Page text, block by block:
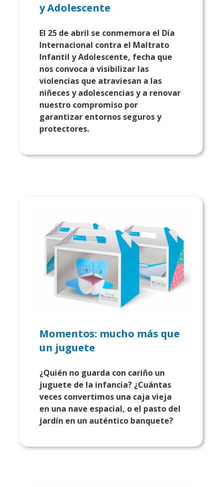
y Adolescente
El 25 de abril se conmemora el Día
Internacional contra el Maltrato
Infantil y Adolescente, fecha que
nos convoca a visibilizar las
violencias que atraviesan a las
niñeces y adolescencias y a renovar
nuestro compromiso por
garantizar entornos seguros y
protectores.
Momentos: mucho más que
un juguete
¿Quién no guarda con cariño un
juguete de la infancia? ¿Cuántas
veces convertimos una caja vieja
en una nave espacial, o el pasto del
jardín en un auténtico banquete?